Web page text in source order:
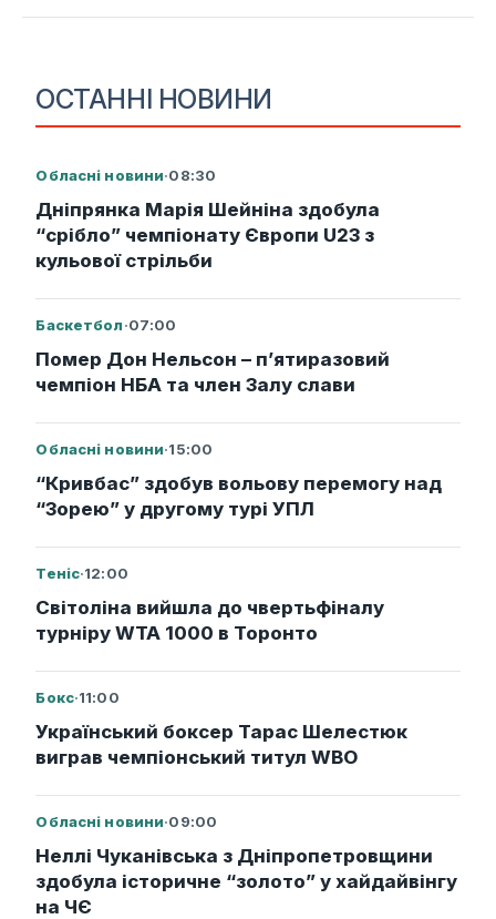
ОСТАННІ НОВИНИ
Обласні новини·08:30
Дніпрянка Марія Шейніна здобула
“срібло” чемпіонату Європи U23 з
кульової стрільби
Баскетбол·07:00
Помер Дон Нельсон – п’ятиразовий
чемпіон НБА та член Залу слави
Обласні новини·15:00
“Кривбас” здобув вольову перемогу над
“Зорею” у другому турі УПЛ
Теніс·12:00
Світоліна вийшла до чвертьфіналу
турніру WTA 1000 в Торонто
Бокс·11:00
Український боксер Тарас Шелестюк
виграв чемпіонський титул WBO
Обласні новини·09:00
Неллі Чуканівська з Дніпропетровщини
здобула історичне “золото” у хайдайвінгу
на ЧЄ